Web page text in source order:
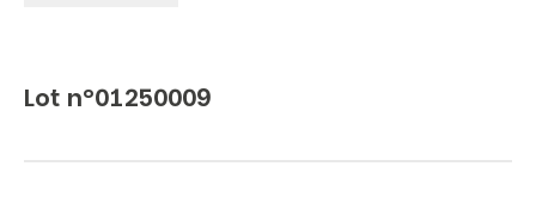
Lot n°01250009